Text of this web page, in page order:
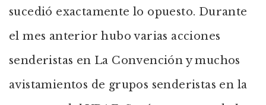
sucedió exactamente lo opuesto. Durante
el mes anterior hubo varias acciones
senderistas en La Convención y muchos
avistamientos de grupos senderistas en la